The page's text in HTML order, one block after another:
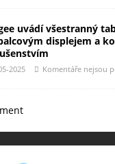
uvádí všestranný
displejem a
2025 Komentáře nejsou